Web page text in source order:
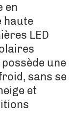
en
haute
LED
une
sans se
et